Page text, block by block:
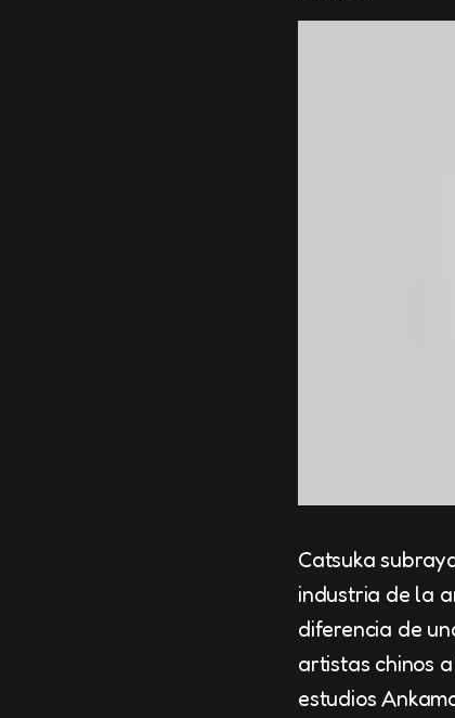
Catsuka
industria de la
diferencia de
artistas chinos
estudios